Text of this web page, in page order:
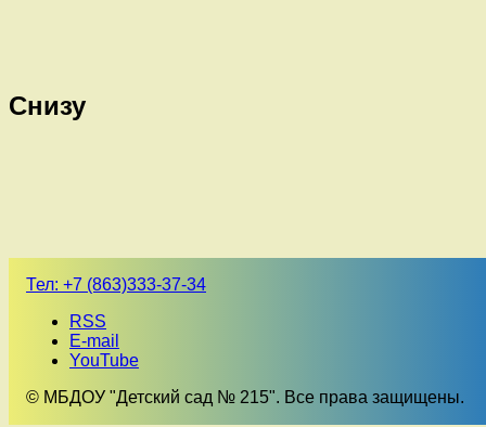
Снизу
Тел: +7 (863)333-37-34
RSS
E-mail
YouTube
© МБДОУ "Детский сад № 215". Все права защищены.